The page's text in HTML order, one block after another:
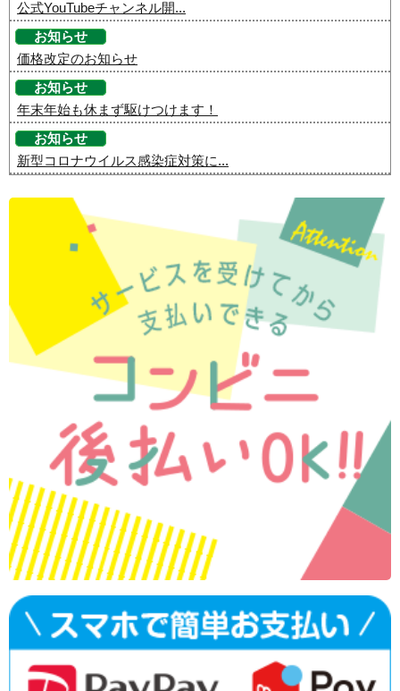
公式YouTubeチャンネル開...
お知らせ
価格改定のお知らせ
お知らせ
年末年始も休まず駆けつけます！
お知らせ
新型コロナウイルス感染症対策に...